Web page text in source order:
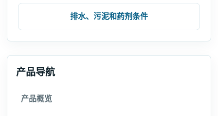
产品导航
产品概览
排水、污泥和药剂条件